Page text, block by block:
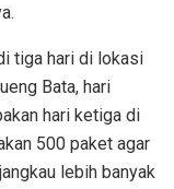
tiga hari di lokasi
Bata, hari
hari ketiga di
500 paket agar
lebih banyak